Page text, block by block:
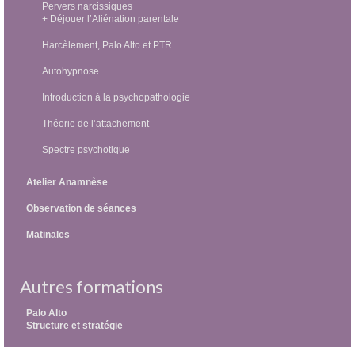
Pervers narcissiques
+ Déjouer l’Aliénation parentale
Harcèlement, Palo Alto et PTR
Autohypnose
Introduction à la psychopathologie
Théorie de l’attachement
Spectre psychotique
Atelier Anamnèse
Observation de séances
Matinales
Autres formations
Palo Alto
Structure et stratégie